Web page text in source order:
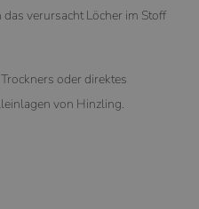
verursacht Löcher im Stoff
oder direktes
von Hinzling.